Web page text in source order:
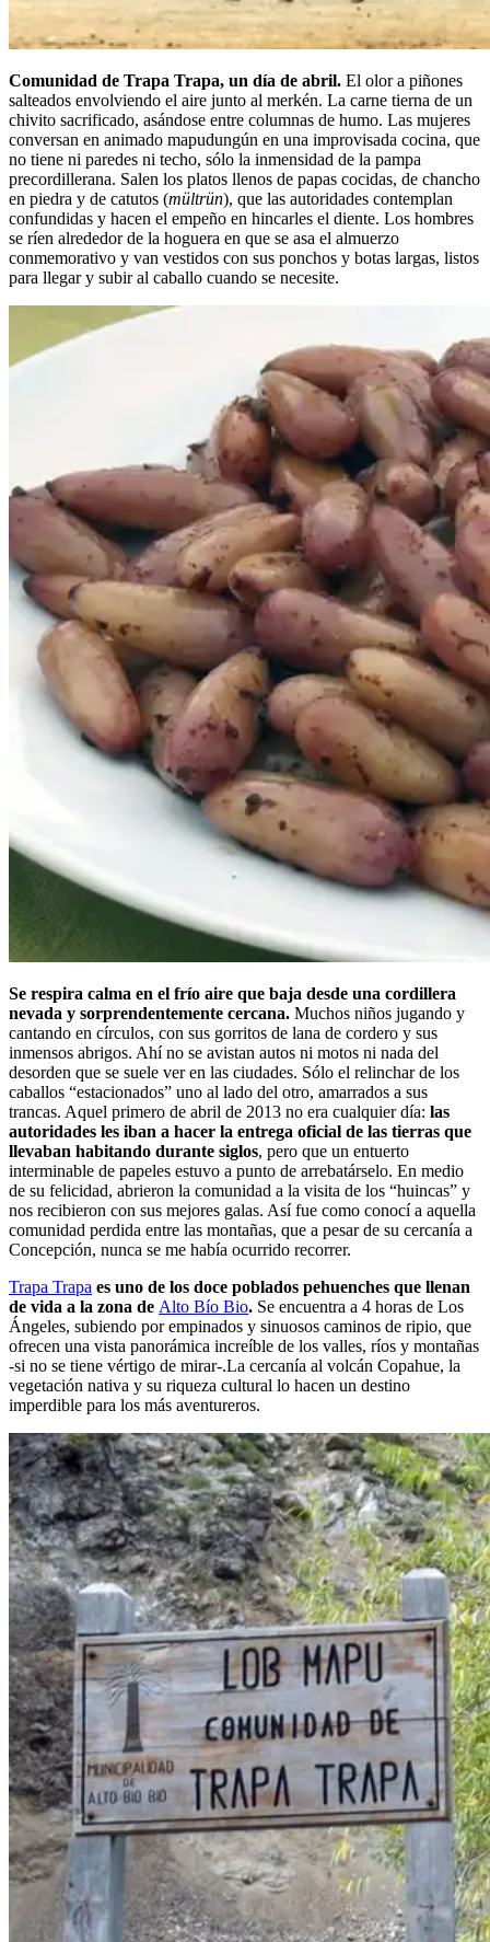
Comunidad de Trapa Trapa, un día de abril. El olor a piñones
salteados envolviendo el aire junto al merkén. La carne tierna de un
chivito sacrificado, asándose entre columnas de humo. Las mujeres
conversan en animado mapudungún en una improvisada cocina, que
no tiene ni paredes ni techo, sólo la inmensidad de la pampa
precordillerana. Salen los platos llenos de papas cocidas, de chancho
en piedra y de catutos (mültrün), que las autoridades contemplan
confundidas y hacen el empeño en hincarles el diente. Los hombres
se ríen alrededor de la hoguera en que se asa el almuerzo
conmemorativo y van vestidos con sus ponchos y botas largas, listos
para llegar y subir al caballo cuando se necesite.
Se respira calma en el frío aire que baja desde una cordillera
nevada y sorprendentemente cercana. Muchos niños jugando y
cantando en círculos, con sus gorritos de lana de cordero y sus
inmensos abrigos. Ahí no se avistan autos ni motos ni nada del
desorden que se suele ver en las ciudades. Sólo el relinchar de los
caballos “estacionados” uno al lado del otro, amarrados a sus
trancas. Aquel primero de abril de 2013 no era cualquier día: las
autoridades les iban a hacer la entrega oficial de las tierras que
llevaban habitando durante siglos, pero que un entuerto
interminable de papeles estuvo a punto de arrebatárselo. En medio
de su felicidad, abrieron la comunidad a la visita de los “huincas” y
nos recibieron con sus mejores galas. Así fue como conocí a aquella
comunidad perdida entre las montañas, que a pesar de su cercanía a
Concepción, nunca se me había ocurrido recorrer.
Trapa Trapa es uno de los doce poblados pehuenches que llenan
de vida a la zona de Alto Bío Bio. Se encuentra a 4 horas de Los
Ángeles, subiendo por empinados y sinuosos caminos de ripio, que
ofrecen una vista panorámica increíble de los valles, ríos y montañas
-si no se tiene vértigo de mirar-.La cercanía al volcán Copahue, la
vegetación nativa y su riqueza cultural lo hacen un destino
imperdible para los más aventureros.